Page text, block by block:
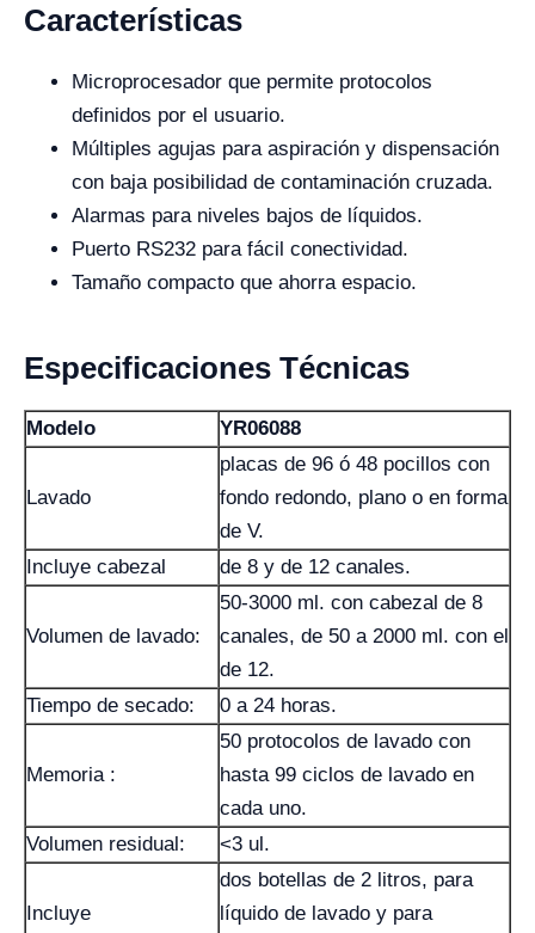
Características
Microprocesador que permite protocolos
definidos por el usuario.
Múltiples agujas para aspiración y dispensación
con baja posibilidad de contaminación cruzada.
Alarmas para niveles bajos de líquidos.
Puerto RS232 para fácil conectividad.
Tamaño compacto que ahorra espacio.
Especificaciones Técnicas
Modelo YR06088
Lavado
placas de 96 ó 48 pocillos con
fondo redondo, plano o en forma
de V.
Incluye cabezal
de 8 y de 12 canales.
Volumen de lavado:
50-3000 ml. con cabezal de 8
canales, de 50 a 2000 ml. con el
de 12.
Tiempo de secado:
0 a 24 horas.
Memoria :
50 protocolos de lavado con
hasta 99 ciclos de lavado en
cada uno.
Volumen residual:
<3 ul.
Incluye
dos botellas de 2 litros, para
líquido de lavado y para